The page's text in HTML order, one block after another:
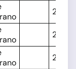
20:15
20:15
20:00